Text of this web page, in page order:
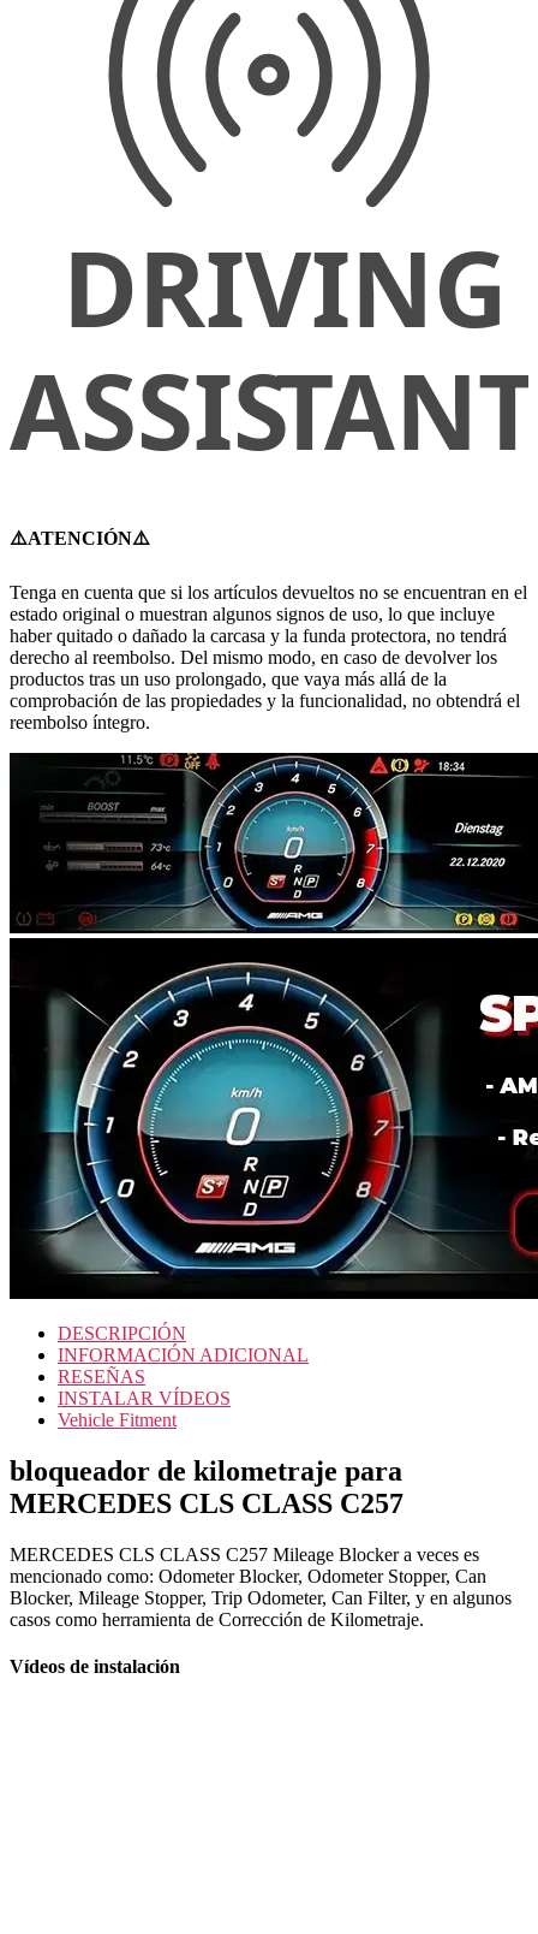
⚠️ATENCIÓN⚠️
Tenga en cuenta que si los artículos devueltos no se encuentran en el
estado original o muestran algunos signos de uso, lo que incluye
haber quitado o dañado la carcasa y la funda protectora, no tendrá
derecho al reembolso. Del mismo modo, en caso de devolver los
productos tras un uso prolongado, que vaya más allá de la
comprobación de las propiedades y la funcionalidad, no obtendrá el
reembolso íntegro.
DESCRIPCIÓN
INFORMACIÓN ADICIONAL
RESEÑAS
INSTALAR VÍDEOS
Vehicle Fitment
bloqueador de kilometraje para
MERCEDES CLS CLASS C257
MERCEDES CLS CLASS C257 Mileage Blocker a veces es
mencionado como: Odometer Blocker, Odometer Stopper, Can
Blocker, Mileage Stopper, Trip Odometer, Can Filter, y en algunos
casos como herramienta de Corrección de Kilometraje.
Vídeos de instalación